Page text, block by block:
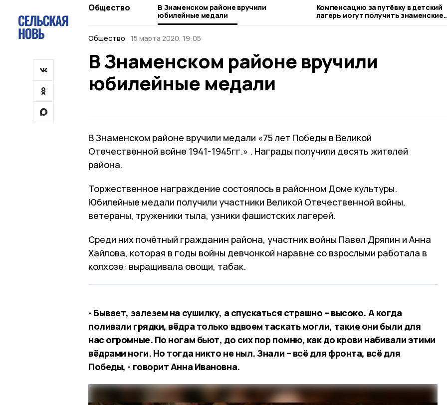
Общество
В Знаменском районе вручили
юбилейные медали
Компенсацию за путёвку в детский
лагерь могут получить знаменские
родители
Общество
15 марта 2020, 19:05
В Знаменском районе вручили
юбилейные медали
В Знаменском районе вручили медали «75 лет Победы в Великой
Отечественной войне 1941-1945гг.» . Награды получили десять жителей
района.
Торжественное награждение состоялось в районном Доме культуры.
Юбилейные медали получили участники Великой Отечественной войны,
ветераны, труженики тыла, узники фашистских лагерей.
Среди них почётный гражданин района, участник войны Павел Дряпин и Анна
Хайлова, которая в годы войны девчонкой наравне со взрослыми работала в
колхозе: выращивала овощи, табак.
- Бывает, залезем на сушилку, а спускаться страшно – высоко. А когда
поливали грядки, вёдра только вдвоем таскать могли, такие они были для
нас огромные. По ногам бьют, до сих пор помню, как до крови набивали этими
вёдрами ноги. Но тогда никто не ныл. Знали – всё для фронта, всё для
Победы, - говорит Анна Ивановна.